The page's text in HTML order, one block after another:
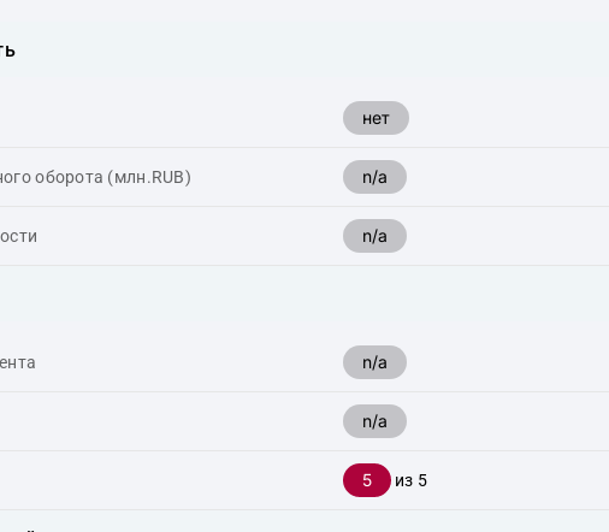
нет
оборота (млн.RUB) n/a
n/a
n/a
n/a
5 из 5